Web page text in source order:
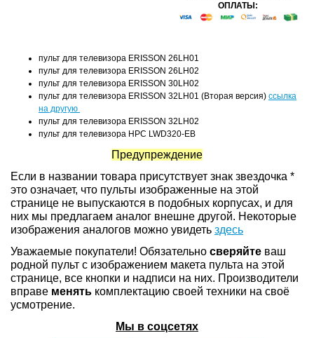
ОПЛАТЫ:
пульт для телевизора ERISSON 26LH01
пульт для телевизора ERISSON 26LH02
пульт для телевизора ERISSON 30LH02
пульт для телевизора ERISSON 32LH01 (Вторая версия) ссылка
на другую
пульт для телевизора ERISSON 32LH02
пульт для телевизора HPC LWD320-EB
Предупреждение
Если в названии товара присутствует знак звездочка *
это означает, что пульты изображенные на этой
странице не выпускаются в подобных корпусах, и для
них мы предлагаем аналог внешне другой. Некоторые
изображения аналогов можно увидеть здесь
Уважаемые покупатели! Обязательно сверяйте ваш
родной пульт с изображением макета пульта на этой
странице, все кнопки и надписи на них. Производители
вправе менять комплектацию своей техники на своё
усмотрение.
Мы в соцсетях